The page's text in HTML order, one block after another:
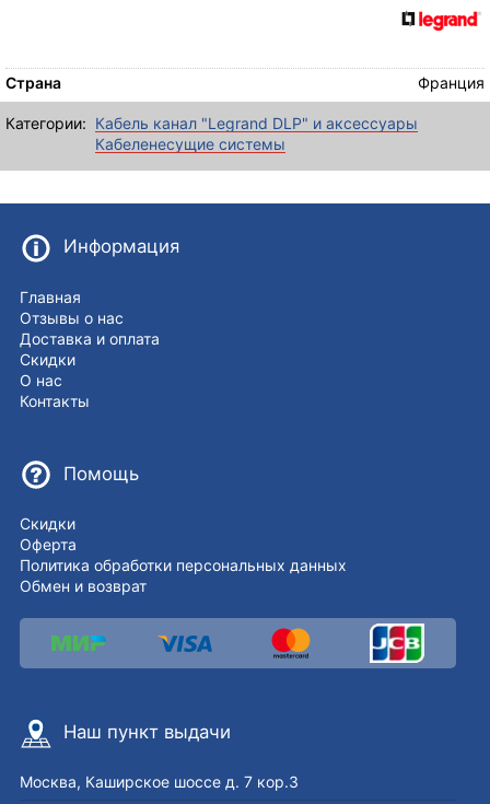
Страна Франция
Категории: Кабель канал "Legrand DLP" и аксессуары
Кабеленесущие системы
Информация
Главная
Отзывы о нас
Доставка и оплата
Скидки
О нас
Контакты
Помощь
Скидки
Оферта
Политика обработки персональных данных
Обмен и возврат
Наш пункт выдачи
Москва, Каширское шоссе д. 7 кор.3